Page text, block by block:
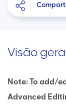
Visão
Note: To add/
Advanced